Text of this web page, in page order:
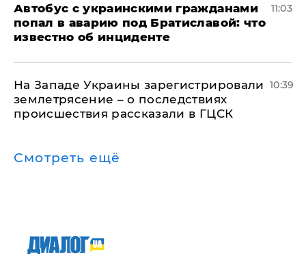
Автобус с украинскими гражданами
попал в аварию под Братиславой: что
известно об инциденте
11:03
На Западе Украины зарегистрировали
землетрясение – о последствиях
происшествия рассказали в ГЦСК
10:39
Смотреть ещё